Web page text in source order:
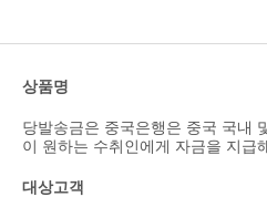
상품명
당발송금은 중국은행은 중국 국내
이 원하는 수취인에게 자금을 지급
대상고객